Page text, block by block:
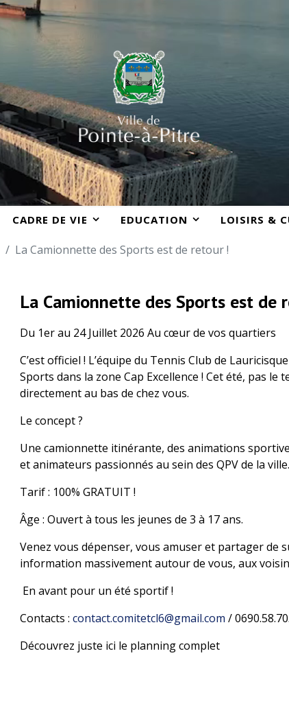
CADRE DE VIE EDUCATION LOISIRS &
La Camionnette des Sports est de retour !
La Camionnette des Sports est de
Du 1er au 24 Juillet 2026 Au cœur de vos quartiers
C’est officiel ! L’équipe du Tennis Club de
Sports dans la zone Cap Excellence ! Cet été, pas
directement au bas de chez vous.
Le concept ?
Une camionnette itinérante, des animations
et animateurs passionnés au sein des QPV de la ville.
Tarif : 100% GRATUIT !
Âge : Ouvert à tous les jeunes de 3 à 17 ans.
Venez vous dépenser, vous amuser et partager de
information massivement autour de vous, aux
En avant pour un été sportif !
Contacts : contact.comitetcl6@gmail.com /
Découvrez juste ici le planning complet